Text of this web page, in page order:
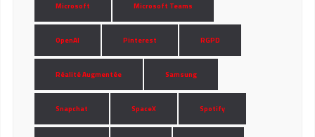
Microsoft Microsoft Teams
OpenAI Pinterest RGPD
Réalité Augmentée Samsung
Snapchat SpaceX Spotify